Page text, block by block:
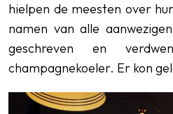
hielpen de meesten over
namen van alle
geschreven en
champagnekoeler. Er kon